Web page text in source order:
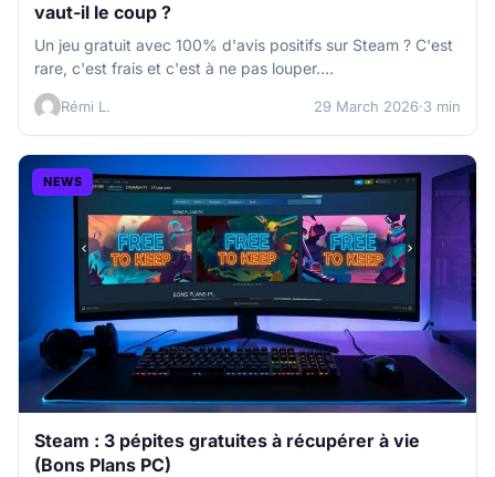
vaut-il le coup ?
Un jeu gratuit avec 100% d'avis positifs sur Steam ? C'est
rare, c'est frais et c'est à ne pas louper.…
Rémi L. 29 March 2026·3 min
NEWS
Steam : 3 pépites gratuites à récupérer à vie
(Bons Plans PC)